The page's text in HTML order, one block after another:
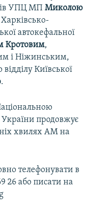
УПЦ МП Миколою
автокефальної
Кротовим,
і Ніжинським,
Київської
.
продовжує
хвилях АМ на
телефонувати в
26 або писати на